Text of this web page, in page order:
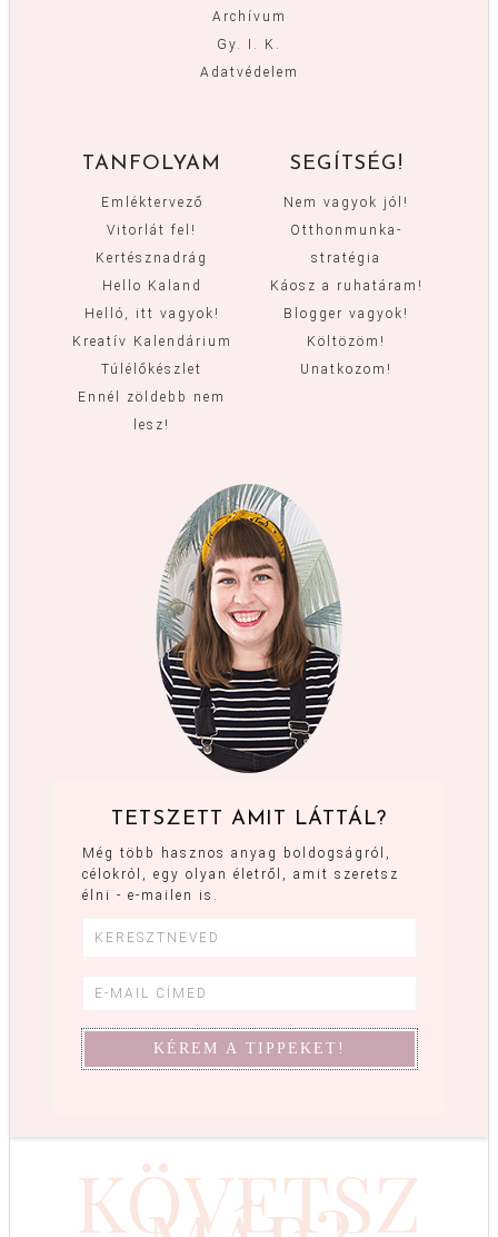
Archívum
Gy. I. K.
Adatvédelem
TANFOLYAM
Emléktervező
Vitorlát fel!
Kertésznadrág
Hello Kaland
Helló, itt vagyok!
Kreatív Kalendárium
Túlélőkészlet
Ennél zöldebb nem
lesz!
SEGÍTSÉG!
Nem vagyok jól!
Otthonmunka-
stratégia
Káosz a ruhatáram!
Blogger vagyok!
Költözöm!
Unatkozom!
TETSZETT AMIT LÁTTÁL?
Még több hasznos anyag boldogságról,
célokról, egy olyan életről, amit szeretsz
élni - e-mailen is.
KÖVETSZ